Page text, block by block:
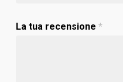
La tua recensione *